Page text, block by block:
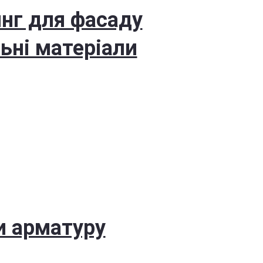
для фасаду
матеріали
арматуру